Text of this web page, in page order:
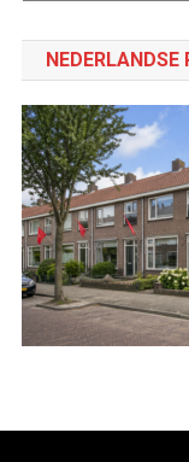
NEDERLANDSE